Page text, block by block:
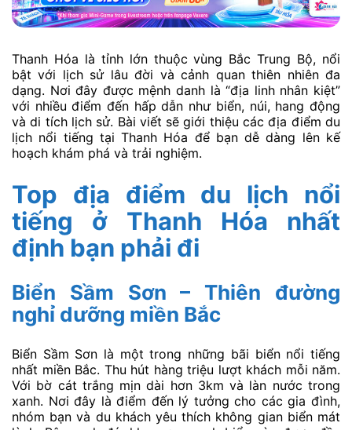
Thanh Hóa là tỉnh lớn thuộc vùng Bắc Trung Bộ, nổi
bật với lịch sử lâu đời và cảnh quan thiên nhiên đa
dạng. Nơi đây được mệnh danh là “địa linh nhân kiệt”
với nhiều điểm đến hấp dẫn như biển, núi, hang động
và di tích lịch sử. Bài viết sẽ giới thiệu các địa điểm du
lịch nổi tiếng tại Thanh Hóa để bạn dễ dàng lên kế
hoạch khám phá và trải nghiệm.
Top địa điểm du lịch nổi
tiếng ở Thanh Hóa nhất
định bạn phải đi
Biển Sầm Sơn – Thiên đường
nghỉ dưỡng miền Bắc
Biển Sầm Sơn là một trong những bãi biển nổi tiếng
nhất miền Bắc. Thu hút hàng triệu lượt khách mỗi năm.
Với bờ cát trắng mịn dài hơn 3km và làn nước trong
xanh. Nơi đây là điểm đến lý tưởng cho các gia đình,
nhóm bạn và du khách yêu thích không gian biển mát